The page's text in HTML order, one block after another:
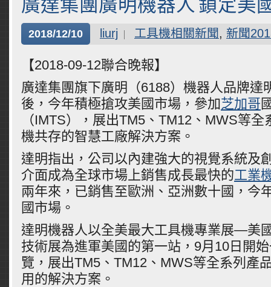
2018/12/10 liurj 工具機相關新聞, 新聞
【2018-09-12聯合晚報】
廣達集團旗下廣明（6188）機器人品牌達
後，今年積極搶攻美國市場，參加芝加哥
（IMTS），展出TM5、TM12、MWS等
機共存的智慧工廠解決方案。
達明指出，公司以內建強大的視覺系統及
介面成為全球市場上銷售成長最快的工業
兩年來，已銷售至歐洲、亞洲數十國，今
國市場。
達明機器人以全美最大工具機專業展—美
技術展為進軍美國的第一站，9月10日開
覽，展出TM5、TM12、MWS等全系列產
用的解決方案。